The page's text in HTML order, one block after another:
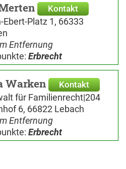
Kontakt
Ebert-Platz 1, 66333
Entfernung
Erbrecht
Warken Kontakt
für Familienrecht|204
6, 66822 Lebach
Entfernung
Erbrecht